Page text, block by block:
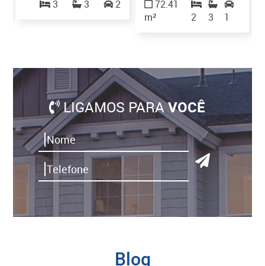
3 3 2
72.41
m²
2 3 1
LIGAMOS PARAVOCÊ
Blog